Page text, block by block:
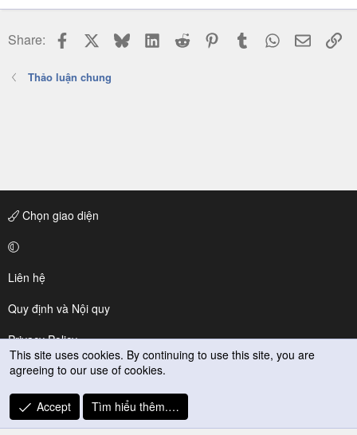
Share: Facebook BlueskyLinkedIn
Reddit PinterestTumblr WhatsApp
Email
Thảo luận chung
Chọn giao diện
Liên hệ
Quy định và Nội quy
Privacy Policy
Trợ giúp
R
S
This site uses cookies. By continuing to use this site, you are
agreeing to our use of cookies.
Accept Tìm hiểu thêm.…